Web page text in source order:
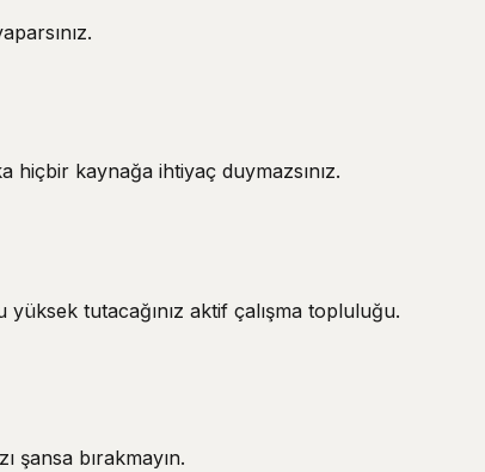
hiçbir kaynağa ihtiyaç duymazsınız.
tutacağınız aktif çalışma topluluğu.
şansa bırakmayın.